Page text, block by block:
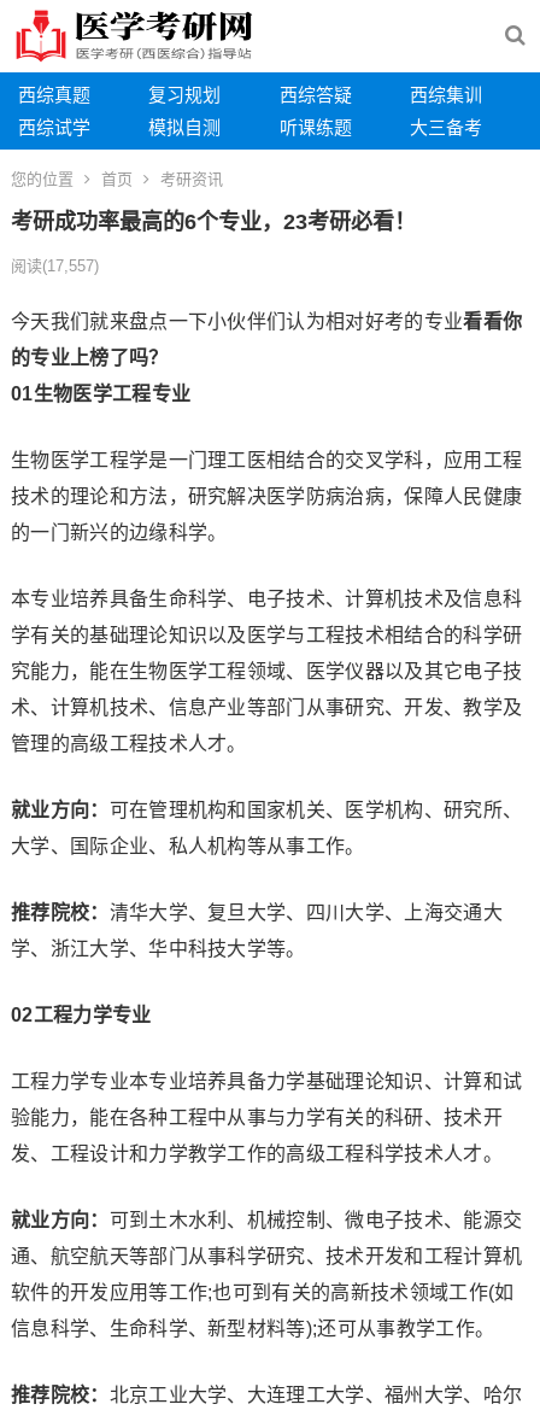
西综真题 复习规划 西综答疑
西综集训
西综试学
模拟自测 听课练题 大三备考
您的位置 首页 考研资讯
考研成功率最高的6个专业，23考研必看！
阅读(17,557)
今天我们就来盘点一下小伙伴们认为相对好考的专业看看你
的专业上榜了吗？
01生物医学工程专业
生物医学工程学是一门理工医相结合的交叉学科，应用工程
技术的理论和方法，研究解决医学防病治病，保障人民健康
的一门新兴的边缘科学。
本专业培养具备生命科学、电子技术、计算机技术及信息科
学有关的基础理论知识以及医学与工程技术相结合的科学研
究能力，能在生物医学工程领域、医学仪器以及其它电子技
术、计算机技术、信息产业等部门从事研究、开发、教学及
管理的高级工程技术人才。
就业方向： 可在管理机构和国家机关、医学机构、研究所、
大学、国际企业、私人机构等从事工作。
推荐院校： 清华大学、复旦大学、四川大学、上海交通大
学、浙江大学、华中科技大学等。
02工程力学专业
工程力学专业本专业培养具备力学基础理论知识、计算和试
验能力，能在各种工程中从事与力学有关的科研、技术开
发、工程设计和力学教学工作的高级工程科学技术人才。
就业方向： 可到土木水利、机械控制、微电子技术、能源交
通、航空航天等部门从事科学研究、技术开发和工程计算机
软件的开发应用等工作;也可到有关的高新技术领域工作(如
信息科学、生命科学、新型材料等);还可从事教学工作。
推荐院校： 北京工业大学、大连理工大学、福州大学、哈尔